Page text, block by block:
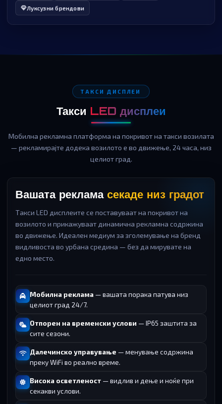
Луксузни брендови
ТАКСИ ДИСПЛЕИ
Такси LED дисплеи
Мобилна рекламна платформа на покривот на такси возилата
— рекламирајте додека возилото е во движење, 24 часа, низ
целиот град.
Вашата реклама секаде низ градот
Такси LED дисплеите се поставуваат на покривот на
возилото и прикажуваат динамична рекламна содржина
во движење. Идеален медиум за зголемување на бренд
видливоста во урбана средина — без да мирувате на
едно место.
Мобилна реклама — вашата порака патува низ
целиот град 24/7.
Отпорен на временски услови — IP65 заштита за
сите сезони.
Далечинско управување — менување содржина
преку WiFi во реално време.
Висока осветленост — видлив и дење и ноќе при
секакви услови.